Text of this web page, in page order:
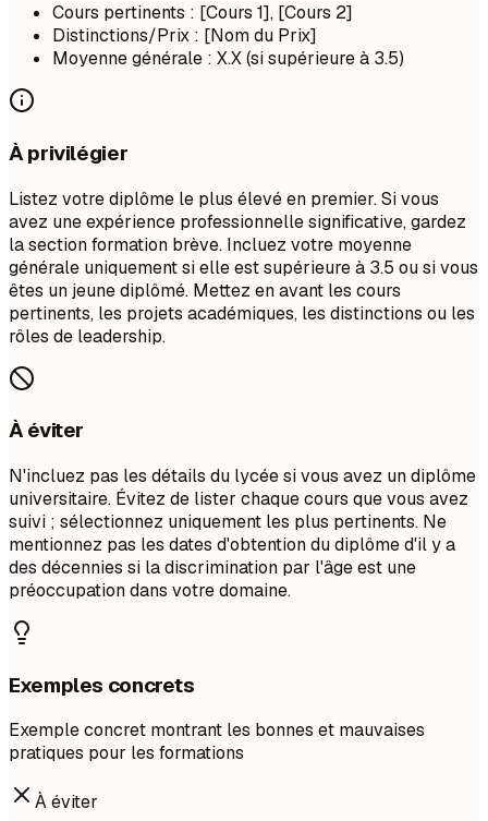
Cours pertinents : [Cours 1], [Cours 2]
Distinctions/Prix : [Nom du Prix]
Moyenne générale : X.X (si supérieure à 3.5)
À privilégier
Listez votre diplôme le plus élevé en premier. Si vous
avez une expérience professionnelle significative, gardez
la section formation brève. Incluez votre moyenne
générale uniquement si elle est supérieure à 3.5 ou si vous
êtes un jeune diplômé. Mettez en avant les cours
pertinents, les projets académiques, les distinctions ou les
rôles de leadership.
À éviter
N'incluez pas les détails du lycée si vous avez un diplôme
universitaire. Évitez de lister chaque cours que vous avez
suivi ; sélectionnez uniquement les plus pertinents. Ne
mentionnez pas les dates d'obtention du diplôme d'il y a
des décennies si la discrimination par l'âge est une
préoccupation dans votre domaine.
Exemples concrets
Exemple concret montrant les bonnes et mauvaises
pratiques pour les formations
À éviter